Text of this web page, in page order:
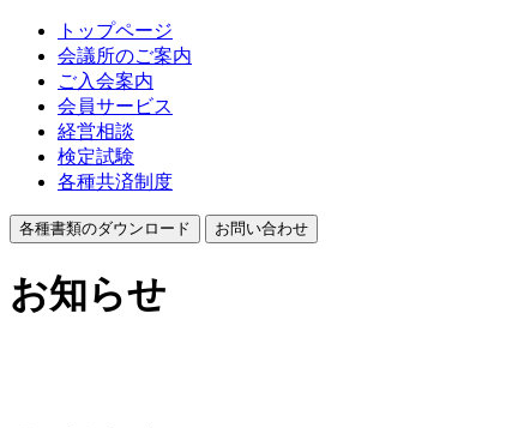
トップページ
会議所のご案内
ご入会案内
会員サービス
経営相談
検定試験
各種共済制度
各種書類のダウンロード お問い合わせ
お知らせ